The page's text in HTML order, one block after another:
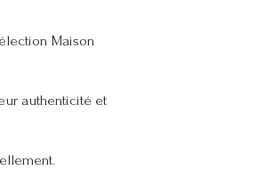
Maison
authenticité et